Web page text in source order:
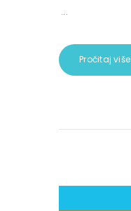
...
Pročitaj više